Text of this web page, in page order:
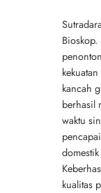
Bioskop.
kancah
berhasil
waktu
kualitas